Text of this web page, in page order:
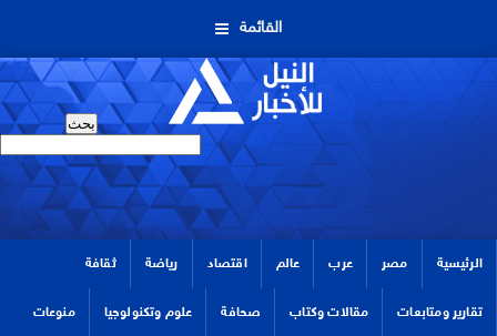
القائمة
الرئيسية مصر عرب عالم اقتصاد رياضة ثقافة
تقارير ومتابعات مقالات وكتاب صحافة علوم وتكنولوجيا منوعات